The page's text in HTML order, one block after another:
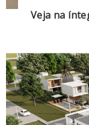
Veja na